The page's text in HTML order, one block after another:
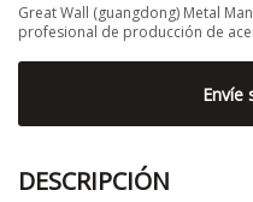
Great Wall (guangdong) Metal
profesional de producción de
Envíe
DESCRIPCIÓN